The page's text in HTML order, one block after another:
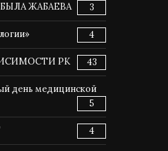
ЖАБАЕВА 3
4
РК 43
день медицинской
5
4